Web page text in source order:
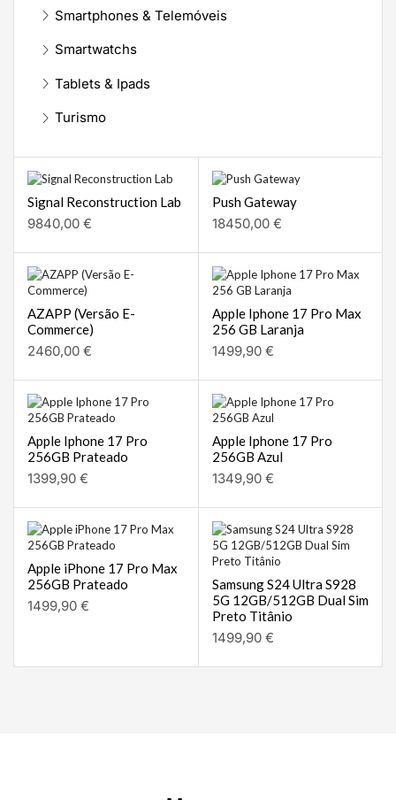
Smartphones & Telemóveis
Smartwatchs
Tablets & Ipads
Turismo
Signal Reconstruction Lab
9840,00 €
Push Gateway
18450,00 €
AZAPP (Versão E-
Commerce)
2460,00 €
Apple Iphone 17 Pro Max
256 GB Laranja
1499,90 €
Apple Iphone 17 Pro
256GB Prateado
1399,90 €
Apple Iphone 17 Pro
256GB Azul
1349,90 €
Apple iPhone 17 Pro Max
256GB Prateado
1499,90 €
Samsung S24 Ultra S928
5G 12GB/512GB Dual Sim
Preto Titânio
1499,90 €